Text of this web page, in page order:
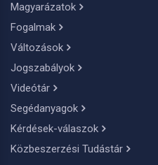
Magyarázatok
Fogalmak
Változások
Jogszabályok
Videótár
Segédanyagok
Kérdések-válaszok
Közbeszerzési Tudástár